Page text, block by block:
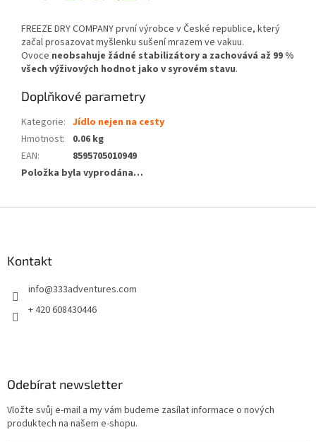
FREEZE DRY COMPANY první výrobce v České republice, který
začal prosazovat myšlenku sušení mrazem ve vakuu.
Ovoce neobsahuje žádné stabilizátory a zachovává až 99 %
všech výživových hodnot jako v syrovém stavu.
Doplňkové parametry
Kategorie: Jídlo nejen na cesty
Hmotnost:
0.06 kg
EAN:
8595705010949
Položka byla vyprodána…
Kontakt
info@333adventures.com
+ 420 608430446
Odebírat newsletter
Vložte svůj e-mail a my vám budeme zasílat informace o nových
produktech na našem e-shopu.